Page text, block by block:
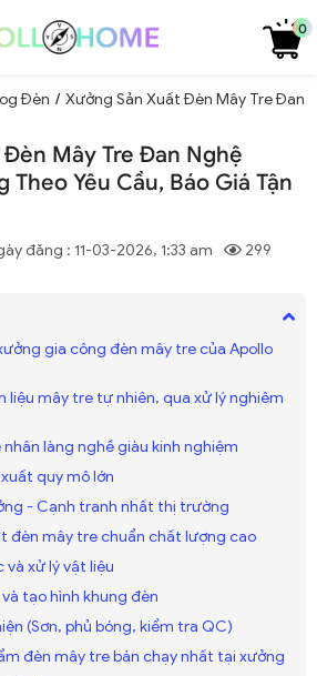
0
Đèn / Xưởng Sản Xuất Đèn Mây Tre Đan
Mây Tre Đan Nghệ
Theo Yêu Cầu, Báo Giá Tận
đăng : 11-03-2026, 1:33 am 299
gia công đèn mây tre của Apollo
liệu mây tre tự nhiên, qua xử lý nghiêm
nhân làng nghề giàu kinh nghiệm
quy mô lớn
- Cạnh tranh nhất thị trường
đèn mây tre chuẩn chất lượng cao
và xử lý vật liệu
tạo hình khung đèn
(Sơn, phủ bóng, kiểm tra QC)
đèn mây tre bán chạy nhất tại xưởng